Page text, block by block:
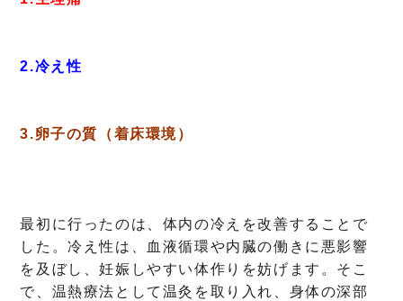
2.冷え性
3.卵子の質（着床環境）
最初に行ったのは、体内の冷えを改善することで
した。冷え性は、血液循環や内臓の働きに悪影響
を及ぼし、妊娠しやすい体作りを妨げます。そこ
で、温熱療法として温灸を取り入れ、身体の深部